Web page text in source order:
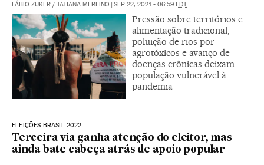
FÁBIO ZUKER / TATIANA MERLINO | SEP 22, 2021 - 06:59 EDT
Pressão sobre territórios e
alimentação tradicional,
poluição de rios por
agrotóxicos e avanço de
doenças crônicas deixam
população vulnerável à
pandemia
ELEIÇÕES BRASIL 2022
Terceira via ganha atenção do eleitor, mas
ainda bate cabeça atrás de apoio popular